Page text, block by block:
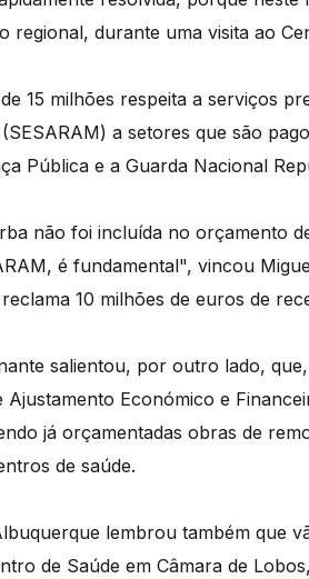
regional, durante uma visita ao
15 milhões respeita a serviços
a setores que são
Pública e a Guarda Nacional
não foi incluída no orçamento
é fundamental", vincou
10 milhões de euros de
salientou, por outro lado,
Ajustamento Económico e
já orçamentadas obras de
de saúde.
lembrou também que
de Saúde em Câmara de